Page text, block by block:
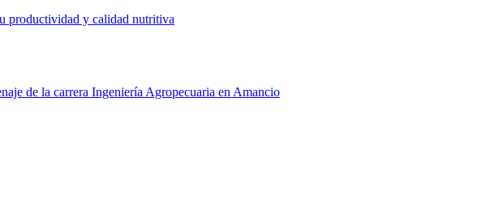
productividad y calidad nutritiva
de la carrera Ingeniería Agropecuaria en Amancio